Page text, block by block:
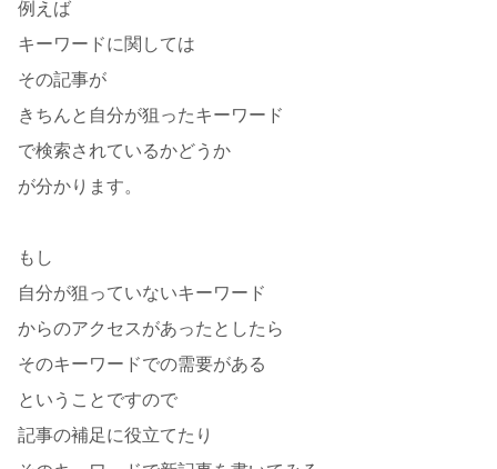
例えば
キーワードに関しては
その記事が
きちんと自分が狙ったキーワード
で検索されているかどうか
が分かります。
もし
自分が狙っていないキーワード
からのアクセスがあったとしたら
そのキーワードでの需要がある
ということですので
記事の補足に役立てたり